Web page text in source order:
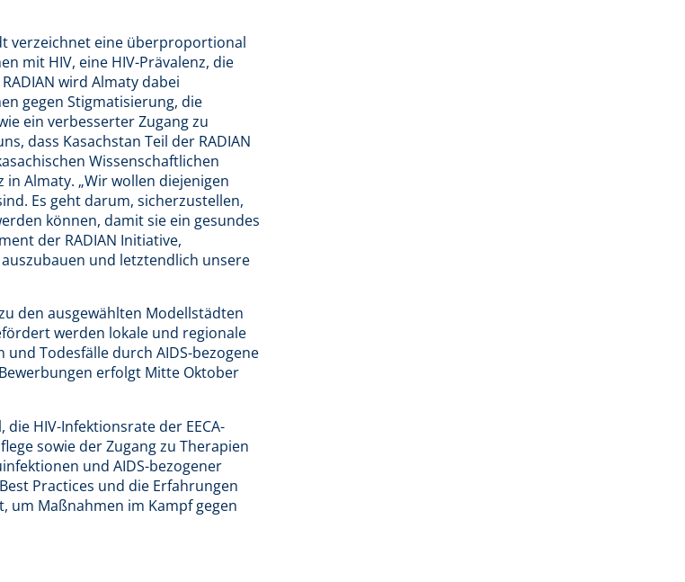
verzeichnet eine überproportional
mit HIV, eine HIV-Prävalenz, die
wird Almaty dabei
gegen Stigmatisierung, die
ein verbesserter Zugang zu
dass Kasachstan Teil der RADIAN
Wissenschaftlichen
Almaty. „Wir wollen diejenigen
Es geht darum, sicherzustellen,
können, damit sie ein gesundes
der RADIAN Initiative,
und letztendlich unsere
den ausgewählten Modellstädten
werden lokale und regionale
Todesfälle durch AIDS-bezogene
erfolgt Mitte Oktober
HIV-Infektionsrate der EECA-
sowie der Zugang zu Therapien
und AIDS-bezogener
Practices und die Erfahrungen
um Maßnahmen im Kampf gegen